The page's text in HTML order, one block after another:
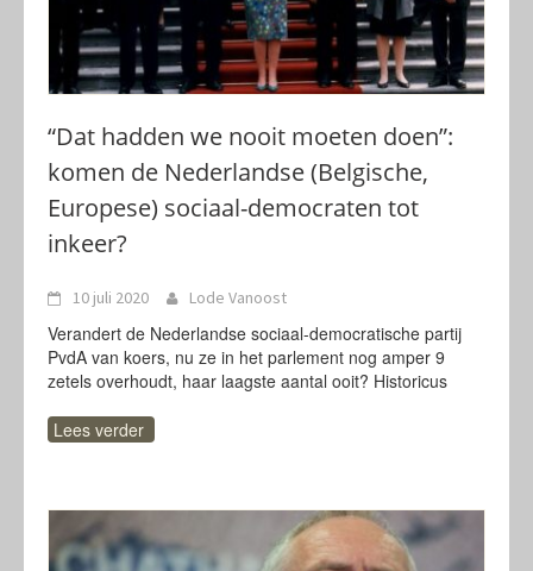
“Dat hadden we nooit moeten doen”:
komen de Nederlandse (Belgische,
Europese) sociaal-democraten tot
inkeer?
10 juli 2020 Lode Vanoost
Verandert de Nederlandse sociaal-democratische partij
PvdA van koers, nu ze in het parlement nog amper 9
zetels overhoudt, haar laagste aantal ooit? Historicus
Lees verder